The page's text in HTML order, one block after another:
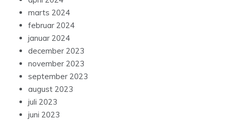
marts 2024
februar 2024
januar 2024
december 2023
november 2023
september 2023
august 2023
juli 2023
juni 2023